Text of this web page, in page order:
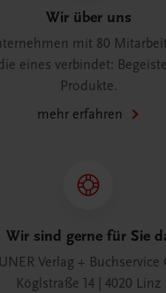
Wir über uns
mit 80
eines verbindet:
Produkte.
mehr erfahren
Wir sind gerne für Sie
Verlag + Buchservice
Köglstraße 14 | 4020 Linz